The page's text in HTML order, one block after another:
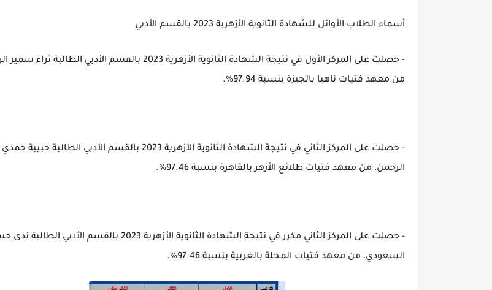
أسماء الطلاب الأوائل للشهادة الثانوية الأزهرية 2023 بالقسم الأدبي
- حصلت على المركز الأول في نتيجة الشهادة الثانوية الأزهرية 2023 بالقسم الأدبي
من معهد فتيات ناهيا بالجيزة بنسبة 97.94%.
- حصلت على المركز الثاني في نتيجة الشهادة الثانوية الأزهرية 2023 بالقسم الأدبي الطالبة
الرحمن، من معهد فتيات طلائع الأزهر بالقاهرة بنسبة 97.46%.
- حصلت على المركز الثاني مكرر في نتيجة الشهادة الثانوية الأزهرية 2023 بالقسم الأدبي
السعودي، من معهد فتيات المحلة بالغربية بنسبة 97.46%.